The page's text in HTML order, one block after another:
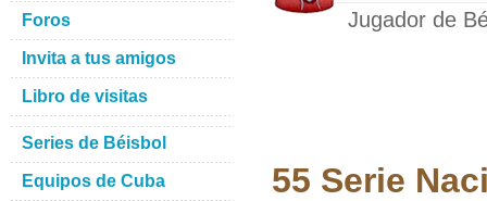
Jugador de
55 Serie
Foros
Invita a tus amigos
Libro de visitas
Series de Béisbol
Equipos de Cuba